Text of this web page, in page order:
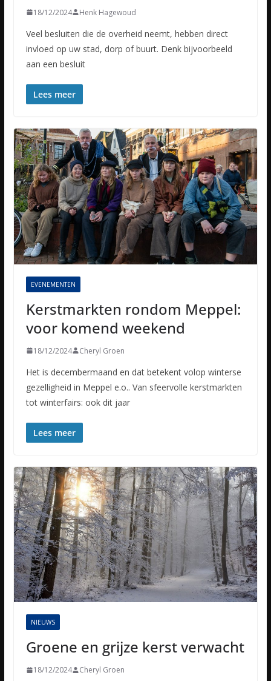
18/12/2024 Henk Hagewoud
Veel besluiten die de overheid neemt, hebben direct
invloed op uw stad, dorp of buurt. Denk bijvoorbeeld
aan een besluit
Lees meer
EVENEMENTEN
Kerstmarkten rondom Meppel:
voor komend weekend
18/12/2024 Cheryl Groen
Het is decembermaand en dat betekent volop winterse
gezelligheid in Meppel e.o.. Van sfeervolle kerstmarkten
tot winterfairs: ook dit jaar
Lees meer
NIEUWS
Groene en grijze kerst verwacht
18/12/2024 Cheryl Groen